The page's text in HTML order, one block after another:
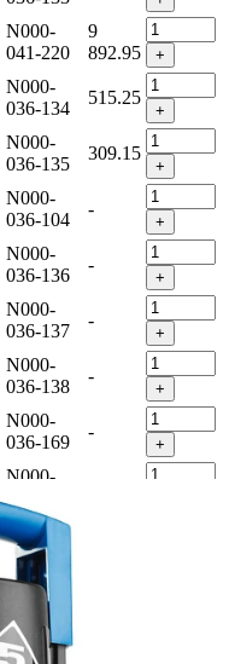
N000-
041-220
9
892.95
+
N000-
036-134
515.25
+
N000-
036-135
309.15
+
N000-
036-104
-
+
N000-
036-136
-
+
N000-
036-137
-
+
N000-
036-138
-
+
N000-
036-169
-
+
N000-
N000-
036-141
N000-
036-142
N000-